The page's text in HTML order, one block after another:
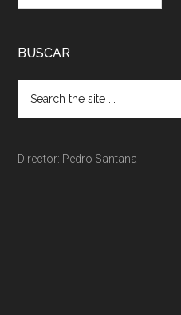
BUSCAR
Director: Pedro Santana